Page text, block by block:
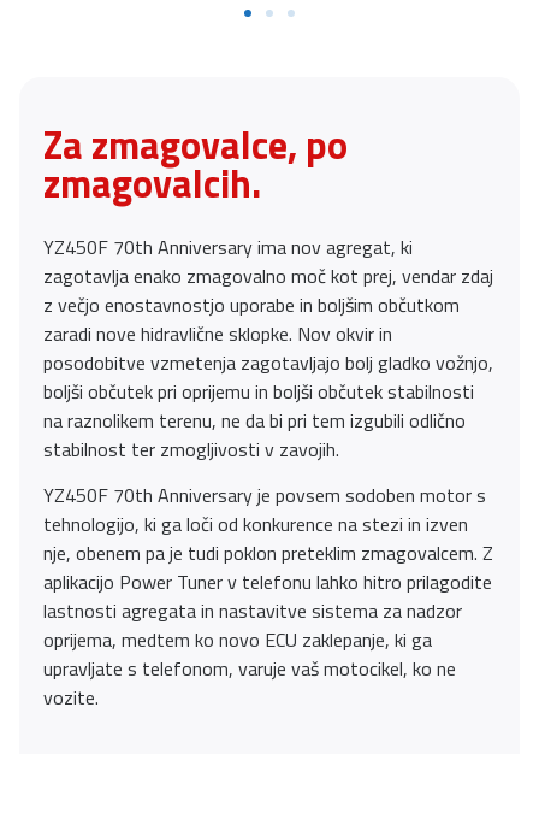
Za zmagovalce, po
zmagovalcih.
YZ450F 70th Anniversary ima nov agregat, ki
zagotavlja enako zmagovalno moč kot prej, vendar zdaj
z večjo enostavnostjo uporabe in boljšim občutkom
zaradi nove hidravlične sklopke. Nov okvir in
posodobitve vzmetenja zagotavljajo bolj gladko vožnjo,
boljši občutek pri oprijemu in boljši občutek stabilnosti
na raznolikem terenu, ne da bi pri tem izgubili odlično
stabilnost ter zmogljivosti v zavojih.
YZ450F 70th Anniversary je povsem sodoben motor s
tehnologijo, ki ga loči od konkurence na stezi in izven
nje, obenem pa je tudi poklon preteklim zmagovalcem. Z
aplikacijo Power Tuner v telefonu lahko hitro prilagodite
lastnosti agregata in nastavitve sistema za nadzor
oprijema, medtem ko novo ECU zaklepanje, ki ga
upravljate s telefonom, varuje vaš motocikel, ko ne
vozite.